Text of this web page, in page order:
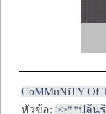
CoMMuNiTY Of
หัวข้อ:>>**ปล้นร้